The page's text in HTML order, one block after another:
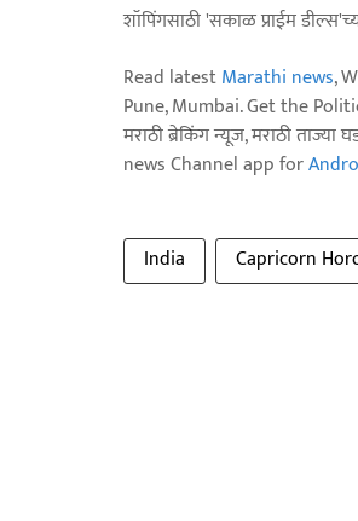
शॉपिंगसाठी 'सकाळ प्राईम
Read latestMarathi news,
Pune, Mumbai. Get the
मराठी ब्रेकिंग न्यूज, मराठी
news Channel app for
India Capricorn